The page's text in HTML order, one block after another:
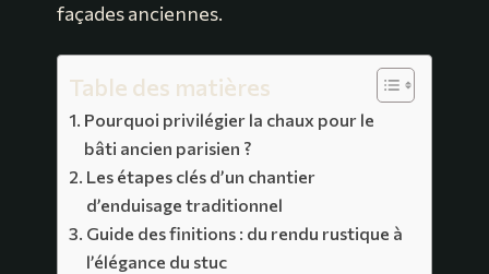
façades anciennes.
Table des matières
Pourquoi privilégier la chaux pour le
bâti ancien parisien ?
Les étapes clés d’un chantier
d’enduisage traditionnel
Guide des finitions : du rendu rustique à
l’élégance du stuc